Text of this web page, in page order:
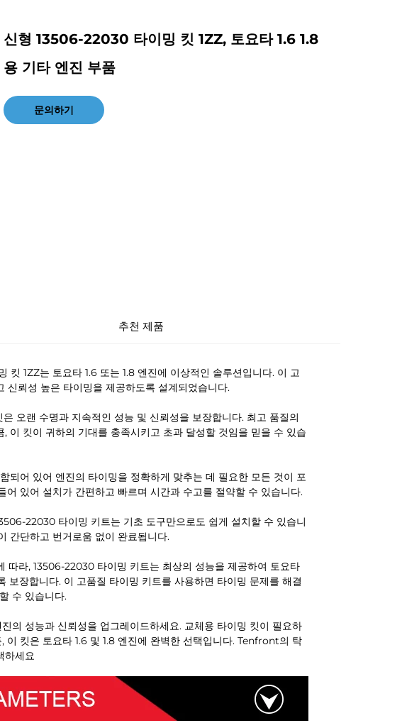
신형 13506-22030 타이밍 킷 1ZZ, 토요타 1.6 1.8
용 기타 엔진 부품
문의하기
추천 제품
1ZZ는 토요타 1.6 또는 1.8 엔진에 이상적인 솔루션입니다. 이 고
신뢰성 높은 타이밍을 제공하도록 설계되었습니다.
오랜 수명과 지속적인 성능 및 신뢰성을 보장합니다. 최고 품질의
이 킷이 귀하의 기대를 충족시키고 초과 달성할 것임을 믿을 수 있습
되어 있어 엔진의 타이밍을 정확하게 맞추는 데 필요한 모든 것이 포
있어 설치가 간편하고 빠르며 시간과 수고를 절약할 수 있습니다.
22030 타이밍 키트는 기초 도구만으로도 쉽게 설치할 수 있습니
간단하고 번거로움 없이 완료됩니다.
라, 13506-22030 타이밍 키트는 최상의 성능을 제공하여 토요타
보장합니다. 이 고품질 타이밍 키트를 사용하면 타이밍 문제를 해결
수 있습니다.
의 성능과 신뢰성을 업그레이드하세요. 교체용 타이밍 킷이 필요하
이 킷은 토요타 1.6 및 1.8 엔진에 완벽한 선택입니다. Tenfront의 탁
하세요